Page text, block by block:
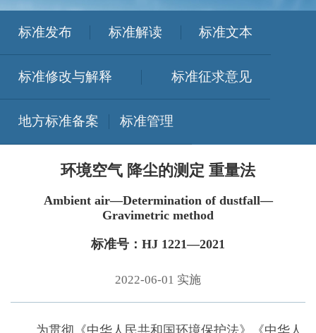
标准发布 标准解读 标准文本
标准修改与解释 标准征求意见
地方标准备案 标准管理
环境空气 降尘的测定 重量法
Ambient air—Determination of dustfall—
Gravimetric method
标准号：HJ 1221—2021
2022-06-01 实施